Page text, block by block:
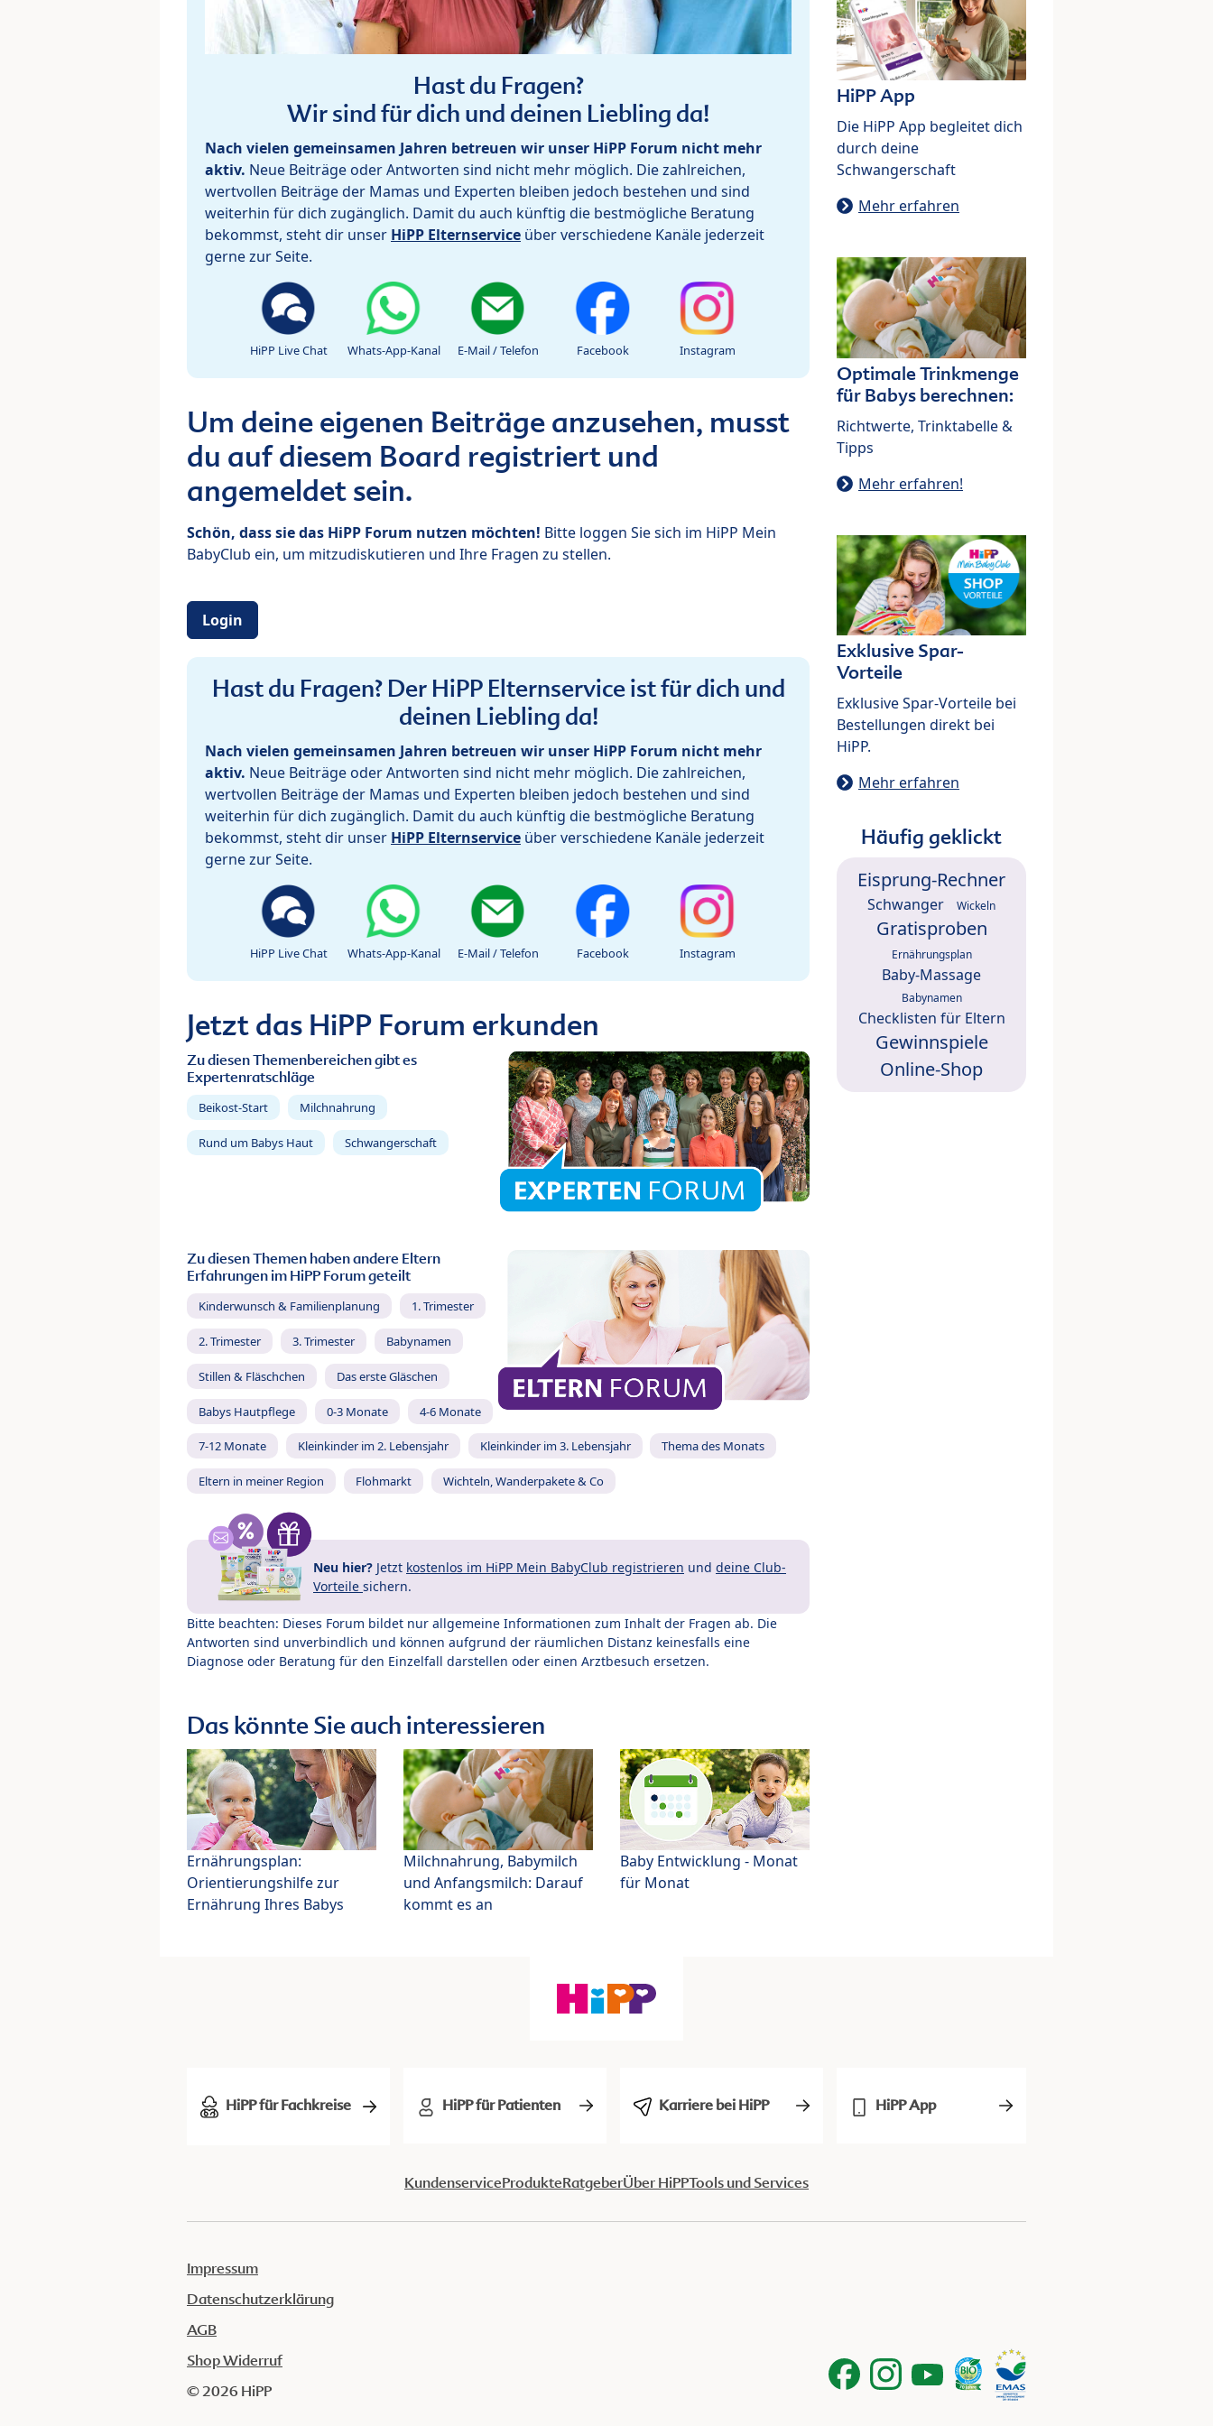
Hast du Fragen?
Wir sind für dich und deinen Liebling da!
Nach vielen gemeinsamen Jahren betreuen wir unser HiPP Forum nicht mehr
aktiv. Neue Beiträge oder Antworten sind nicht mehr möglich. Die zahlreichen,
wertvollen Beiträge der Mamas und Experten bleiben jedoch bestehen und sind
weiterhin für dich zugänglich. Damit du auch künftig die bestmögliche Beratung
bekommst, steht dir unser HiPP Elternservice über verschiedene Kanäle jederzeit
gerne zur Seite.
HiPP Live Chat Whats-App-Kanal E-Mail / Telefon Facebook Instagram
Um deine eigenen Beiträge anzusehen, musst
du auf diesem Board registriert und
angemeldet sein.
Schön, dass sie das HiPP Forum nutzen möchten! Bitte loggen Sie sich im HiPP Mein
BabyClub ein, um mitzudiskutieren und Ihre Fragen zu stellen.
Login
Hast du Fragen? Der HiPP Elternservice ist für dich und
deinen Liebling da!
Nach vielen gemeinsamen Jahren betreuen wir unser HiPP Forum nicht mehr
aktiv. Neue Beiträge oder Antworten sind nicht mehr möglich. Die zahlreichen,
wertvollen Beiträge der Mamas und Experten bleiben jedoch bestehen und sind
weiterhin für dich zugänglich. Damit du auch künftig die bestmögliche Beratung
bekommst, steht dir unser HiPP Elternservice über verschiedene Kanäle jederzeit
gerne zur Seite.
HiPP Live Chat Whats-App-Kanal E-Mail / Telefon Facebook Instagram
Jetzt das HiPP Forum erkunden
Zu diesen Themenbereichen gibt es
Expertenratschläge
Beikost-Start Milchnahrung
Rund um Babys Haut Schwangerschaft
Zu diesen Themen haben andere Eltern
Erfahrungen im HiPP Forum geteilt
Kinderwunsch & Familienplanung 1. Trimester
2. Trimester 3. Trimester Babynamen
Stillen & Fläschchen Das erste Gläschen
Babys Hautpflege 0-3 Monate 4-6 Monate
7-12 Monate Kleinkinder im 2. Lebensjahr Kleinkinder im 3. Lebensjahr Thema des Monats
Eltern in meiner Region Flohmarkt Wichteln, Wanderpakete & Co
Neu hier? Jetzt kostenlos im HiPP Mein BabyClub registrieren und deine Club-
Vorteile sichern.
Bitte beachten: Dieses Forum bildet nur allgemeine Informationen zum Inhalt der Fragen ab. Die
Antworten sind unverbindlich und können aufgrund der räumlichen Distanz keinesfalls eine
Diagnose oder Beratung für den Einzelfall darstellen oder einen Arztbesuch ersetzen.
Das könnte Sie auch interessieren
Ernährungsplan:
Orientierungshilfe zur
Ernährung Ihres Babys
Milchnahrung, Babymilch
und Anfangsmilch: Darauf
kommt es an
Baby Entwicklung - Monat
für Monat
HiPP App
Die HiPP App begleitet dich
durch deine
Schwangerschaft
Mehr erfahren
Optimale Trinkmenge
für Babys berechnen:
Richtwerte, Trinktabelle &
Tipps
Mehr erfahren!
Exklusive Spar-
Vorteile
Exklusive Spar-Vorteile bei
Bestellungen direkt bei
HiPP.
Mehr erfahren
Häufig geklickt
Eisprung-Rechner
Schwanger Wickeln
Gratisproben
Ernährungsplan
Baby-Massage
Babynamen
Checklisten für Eltern
Gewinnspiele
Online-Shop
HiPP für Fachkreise HiPP für Patienten Karriere bei HiPP HiPP App
KundenserviceProdukteRatgeberÜber HiPPTools und Services
Impressum
Datenschutzerklärung
AGB
Shop Widerruf
© 2026 HiPP